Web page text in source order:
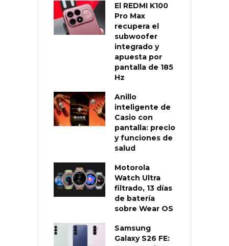
El REDMI K100
Pro Max
recupera el
subwoofer
integrado y
apuesta por
pantalla de 185
Hz
Anillo
inteligente de
Casio con
pantalla: precio
y funciones de
salud
Motorola
Watch Ultra
filtrado, 13 días
de batería
sobre Wear OS
Samsung
Galaxy S26 FE: